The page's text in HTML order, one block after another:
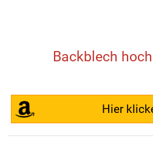
Backblech
Hier